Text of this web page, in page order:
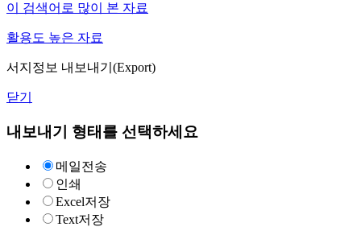
이 검색어로 많이 본 자료
활용도 높은 자료
서지정보 내보내기(Export)
닫기
내보내기 형태를 선택하세요
메일전송
인쇄
Excel저장
Text저장